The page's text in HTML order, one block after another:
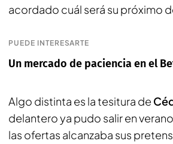
acordado cuál será su próximo
PUEDE INTERESARTE
Un mercado de paciencia en el
Algo distinta es la tesitura de
delantero ya pudo salir en
las ofertas alcanzaba sus